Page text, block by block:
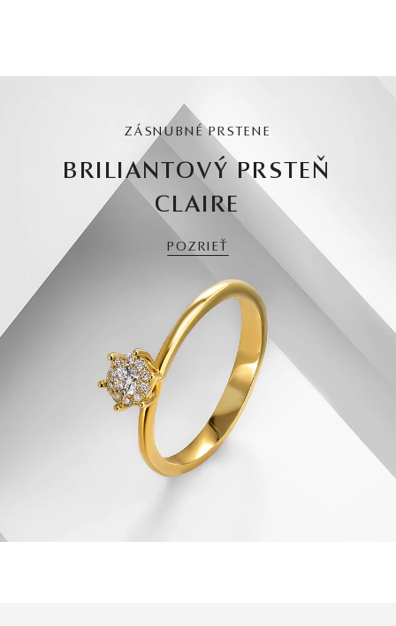
ZÁSNUBNÉ PRSTENE
BRILIANTOVÝ PRSTEŇ
CLAIRE
POZRIEŤ